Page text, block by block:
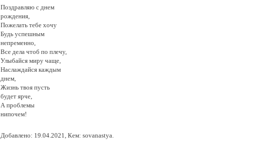
Поздравляю с днем
рождения,
Пожелать тебе хочу
Будь успешным
непременно,
Все дела чтоб по плечу,
Улыбайся миру чаще,
Наслаждайся каждым
днем,
Жизнь твоя пусть
будет ярче,
А проблемы
нипочем!
Добавлено: 19.04.2021, Кем: sovanastya.